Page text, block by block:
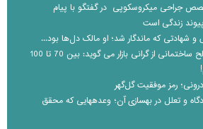
جراحی میکروسکوپی در گفتگو با پیام
زندگی است
که ماندگار شد؛ او مالک دل‌ها بود...
رییس اتحادیه ابزار و مصالح ساختمانی از گرانی بازار می گوید: بین 70 تا 100
رمز موفقیت گل‌گهر
بررسی وضعیت جاده فرودگاه و تعلل در بهسازی آن؛ وعده‎هایی که محقق